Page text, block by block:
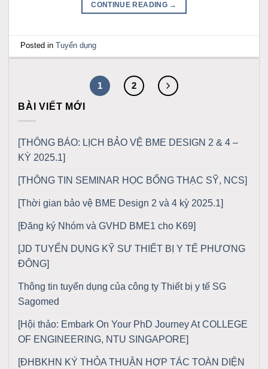
CONTINUE READING →
Posted inTuyển dụng
1 2
BÀI VIẾT MỚI
[THÔNG BÁO: LỊCH BẢO VỆ BME DESIGN 2 & 4 –
KỲ 2025.1]
[THÔNG TIN SEMINAR HỌC BỔNG THẠC SỸ, NCS]
[Thời gian bảo vệ BME Design 2 và 4 kỳ 2025.1]
[Đăng ký Nhóm và GVHD BME1 cho K69]
[JD TUYỂN DỤNG KỸ SƯ THIẾT BỊ Y TẾ PHƯƠNG
ĐÔNG]
Thông tin tuyển dụng của công ty Thiết bị y tế SG
Sagomed
[Hội thảo: Embark On Your PhD Journey At COLLEGE
OF ENGINEERING, NTU SINGAPORE]
[ĐHBKHN KÝ THỎA THUẬN HỢP TÁC TOÀN DIỆN